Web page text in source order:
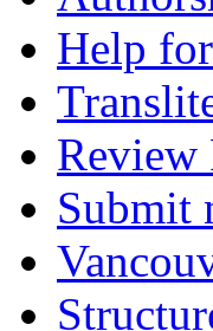
Help
Review
Submit